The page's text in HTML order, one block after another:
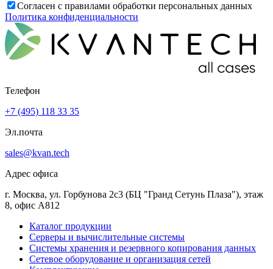
Согласен с правилами обработки персональных данных
Политика конфиденциальности
Телефон
+7 (495) 118 33 35
Эл.почта
sales@kvan.tech
Адрес офиса
г. Москва, ул. Горбунова 2с3 (БЦ "Гранд Сетунь Плаза"), этаж
8, офис А812
Каталог продукции
Серверы и вычислительные системы
Системы хранения и резервного копирования данных
Сетевое оборудование и организация сетей